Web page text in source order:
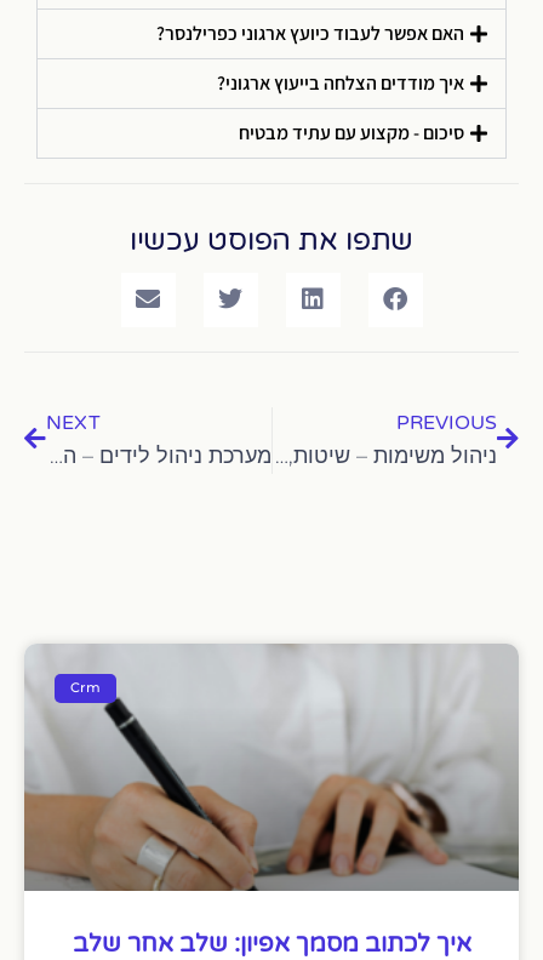
האם אפשר לעבוד כיועץ ארגוני כפרילנסר?
איך מודדים הצלחה בייעוץ ארגוני?
סיכום - מקצוע עם עתיד מבטיח
שתפו את הפוסט עכשיו
PREVIOUS
ניהול משימות – שיטות, כלים ותוכנות שיעשו לך סדר בעבודה
NEXT
מערכת ניהול לידים – הפתרון המתקדם לניהול מכירות ושיווק בארגון
Crm
איך לכתוב מסמך אפיון: שלב אחר שלב